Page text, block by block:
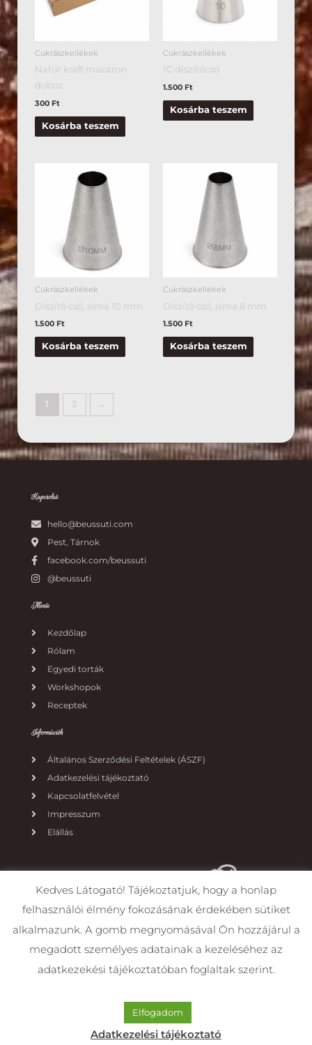
Cukrászkellékek
Natúr kraft macaron
doboz
300 Ft
Kosárba teszem
Cukrászkellékek
1C díszítőcső
1.500 Ft
Kosárba teszem
Cukrászkellékek
Díszítő cső, sima 10 mm
1.500 Ft
Kosárba teszem
Cukrászkellékek
Díszítő cső, sima 8 mm
1.500 Ft
Kosárba teszem
1 2 →
Kapcsolat
hello@beussuti.com
Pest, Tárnok
facebook.com/beussuti
@beussuti
Menü
Kezdőlap
Rólam
Egyedi torták
Workshopok
Receptek
Információk
Általános Szerződési Feltételek (ÁSZF)
Adatkezelési tájékoztató
Kapcsolatfelvétel
Impresszum
Elállás
Beussüti torta- és élményműhely 2019-2026
Kedves Látogató! Tájékoztatjuk, hogy a honlap
felhasználói élmény fokozásának érdekében sütiket
alkalmazunk. A gomb megnyomásával Ön hozzájárul a
megadott személyes adatainak a kezeléséhez az
adatkezekési tájékoztatóban foglaltak szerint.
Elfogadom
Adatkezelési tájékoztató